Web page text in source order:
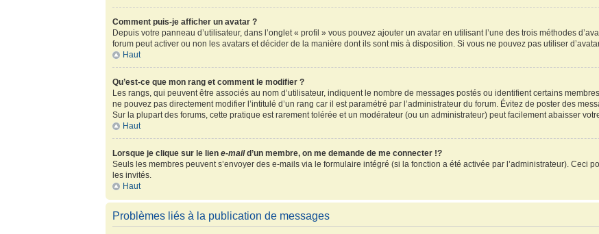
Comment puis-je afficher un avatar ?
Depuis votre panneau d’utilisateur, dans l’onglet « profil » vous pouvez ajouter un avatar en utilisant l’une des trois méthodes
forum peut activer ou non les avatars et décider de la manière dont ils sont mis à disposition. Si vous ne pouvez pas utiliser
Haut
Qu’est-ce que mon rang et comment le modifier ?
Les rangs, qui peuvent être associés au nom d’utilisateur, indiquent le nombre de messages postés ou identifient certains
ne pouvez pas directement modifier l’intitulé d’un rang car il est paramétré par l’administrateur du forum. Évitez de poster des
Sur la plupart des forums, cette pratique est rarement tolérée et un modérateur (ou un administrateur) peut facilement abaisser
Haut
Lorsque je clique sur le liene-maild’un membre, on me demande de me connecter !?
Seuls les membres peuvent s’envoyer des e-mails via le formulaire intégré (si la fonction a été activée par l’administrateur). Ceci
les invités.
Haut
Problèmes liés à la publication de messages